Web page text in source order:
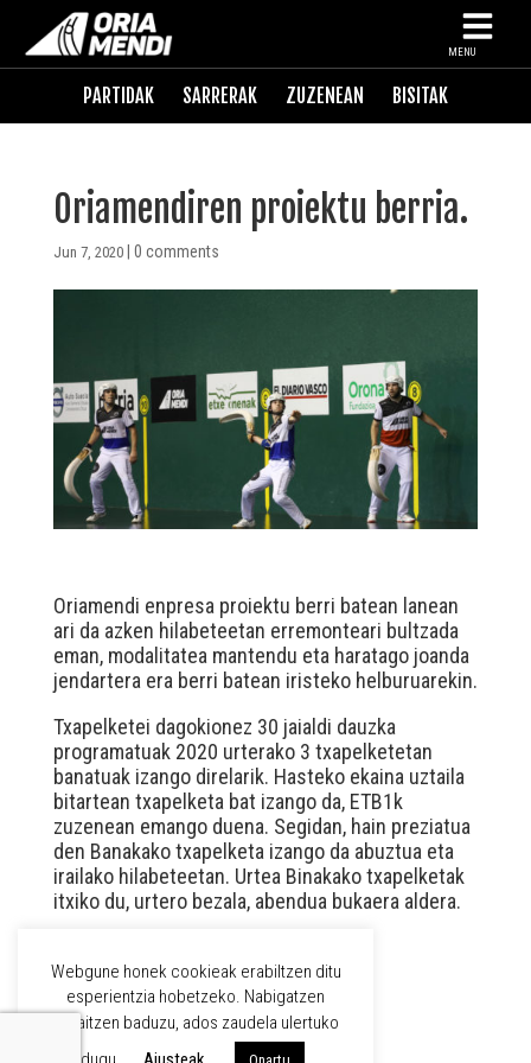
MENU
PARTIDAK SARRERAK ZUZENEAN BISITAK
Oriamendiren proiektu berria.
Jun 7, 2020| 0 comments
Oriamendi enpresa proiektu berri batean lanean
ari da azken hilabeteetan erremonteari bultzada
eman, modalitatea mantendu eta haratago joanda
jendartera era berri batean iristeko helburuarekin.
Txapelketei dagokionez 30 jaialdi dauzka
programatuak 2020 urterako 3 txapelketetan
banatuak izango direlarik. Hasteko ekaina uztaila
bitartean txapelketa bat izango da, ETB1k
zuzenean emango duena. Segidan, hain preziatua
den Banakako txapelketa izango da abuztua eta
irailako hilabeteetan. Urtea Binakako txapelketak
itxiko du, urtero bezala, abendua bukaera aldera.
WPML
EUS CAST
Webgune honek cookieak erabiltzen ditu
esperientzia hobetzeko. Nabigatzen
jarraitzen baduzu, ados zaudela ulertuko